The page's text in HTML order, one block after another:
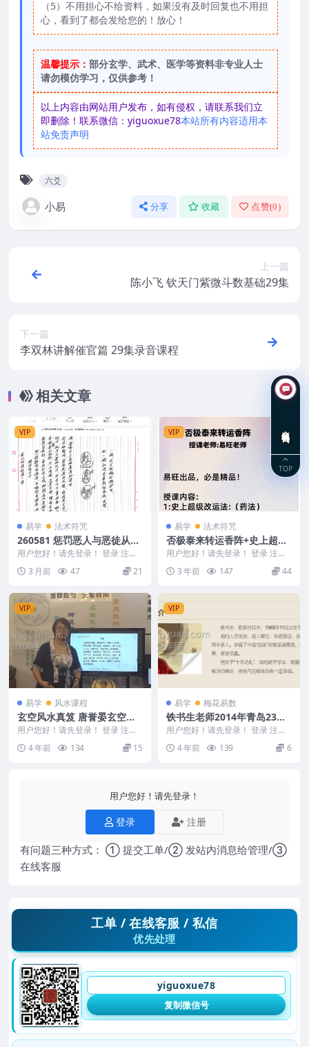
（5）不用担心不给资料，如果没有及时回复也不用担
心，看到了都会发给您的！放心！
温馨提示： 部分玄学、武术、医学等资料非专业人士
请勿模仿学习，仅供参考！
以上内容由网站用户发布，如有侵权，请联系我们立
即删除！联系微信：yiguoxue78本站所有内容适用本
站免责声明
六爻
小易 分享 收藏 点赞(0)
上一篇
陈小飞 钦天门紫微斗数基础29集
下一篇
李双林讲解催官篇 29集录音课程
相关文章
VIP
易学 法术符咒
260581 惩罚恶人与恶徒从善
法.pdf 仅法本Y
用户您好！请先登录！ 登录 注册
惩罚恶人与恶徒从善法.pdf 仅法本
Y 260...
3 月前 47 21
VIP
易学 法术符咒
否极泰来转运香阵+史上超级
改运法
用户您好！请先登录！ 登录 注册
最新课程 否极泰来转运香阵 视频
+讲义文件（买...
3 年前 147 44
VIP
易学 风水课程
玄空风水真笈 唐誉晏玄空风
水真笈课程视频51集
用户您好！请先登录！ 登录 注册
唐誉晏玄空风水 唐誉晏玄空风水
真笈课程视频5...
4 年前 134 15
VIP
易学 梅花易数
铁书生老师2014年青岛23期
铁口断梅花录音
用户您好！请先登录！ 登录 注册
铁书生老师2014年青岛23期铁口
断梅花录音 ...
4 年前 139 6
用户您好！请先登录！
登录 注册
有问题三种方式： ① 提交工单/② 发站内消息给管理/③
在线客服
工单 / 在线客服 / 私信
优先处理
yiguoxue78
复制微信号
TOP